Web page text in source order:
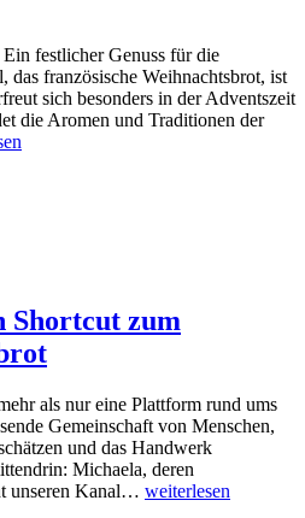
festlicher Genuss für die
das französische Weihnachtsbrot, ist
sich besonders in der Adventszeit
die Aromen und Traditionen der
Shortcut zum
als nur eine Plattform rund ums
Gemeinschaft von Menschen,
und das Handwerk
Michaela, deren
unseren Kanal… weiterlesen